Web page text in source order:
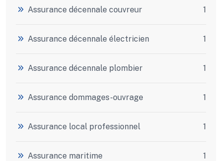
Assurance décennale couvreur 1
Assurance décennale électricien 1
Assurance décennale plombier 1
Assurance dommages-ouvrage 1
Assurance local professionnel 1
Assurance maritime 1